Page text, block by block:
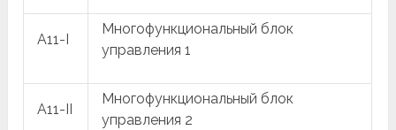
A11-I
Многофункциональный блок
управления 1
A11-II
Многофункциональный блок
управления 2